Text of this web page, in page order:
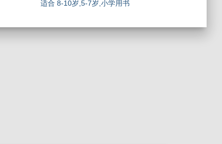
适合 8-10岁,5-7岁,小学用书